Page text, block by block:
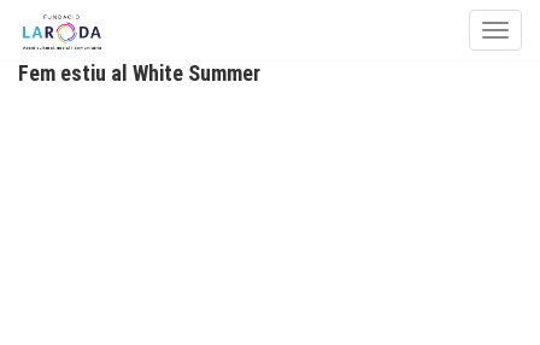
Skip to content
Fem estiu al White Summer